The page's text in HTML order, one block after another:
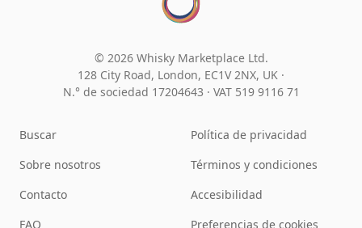
© 2026 Whisky Marketplace Ltd.
128 City Road, London, EC1V 2NX, UK ·
N.° de sociedad 17204643 · VAT 519 9116 71
Buscar
Sobre nosotros
Contacto
FAQ
Política de privacidad
Términos y condiciones
Accesibilidad
Preferencias de cookies